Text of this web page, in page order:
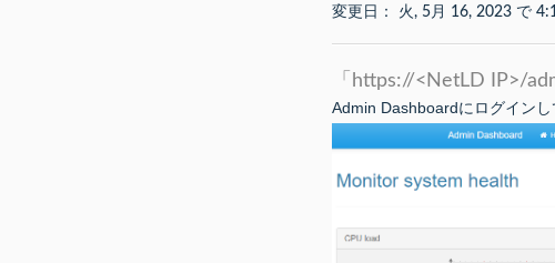
変更日： 火, 5月 16, 2023 で
「https://<NetLD IP>/
Admin Dashboardにログイン